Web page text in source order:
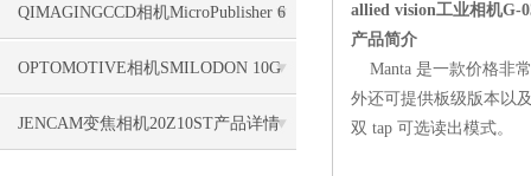
低的抖动
QIMAGINGCCD相机MicroPublisher 6
准确的色彩表现
OPTOMOTIVE相机SMILODON 10G
EVO工业在线
JENCAM变焦相机20Z10ST产品详情
allied vision工业相机G-
产品简介
Manta 是一款价格非
外还可提供板级版本以
双 tap 可选读出模式。